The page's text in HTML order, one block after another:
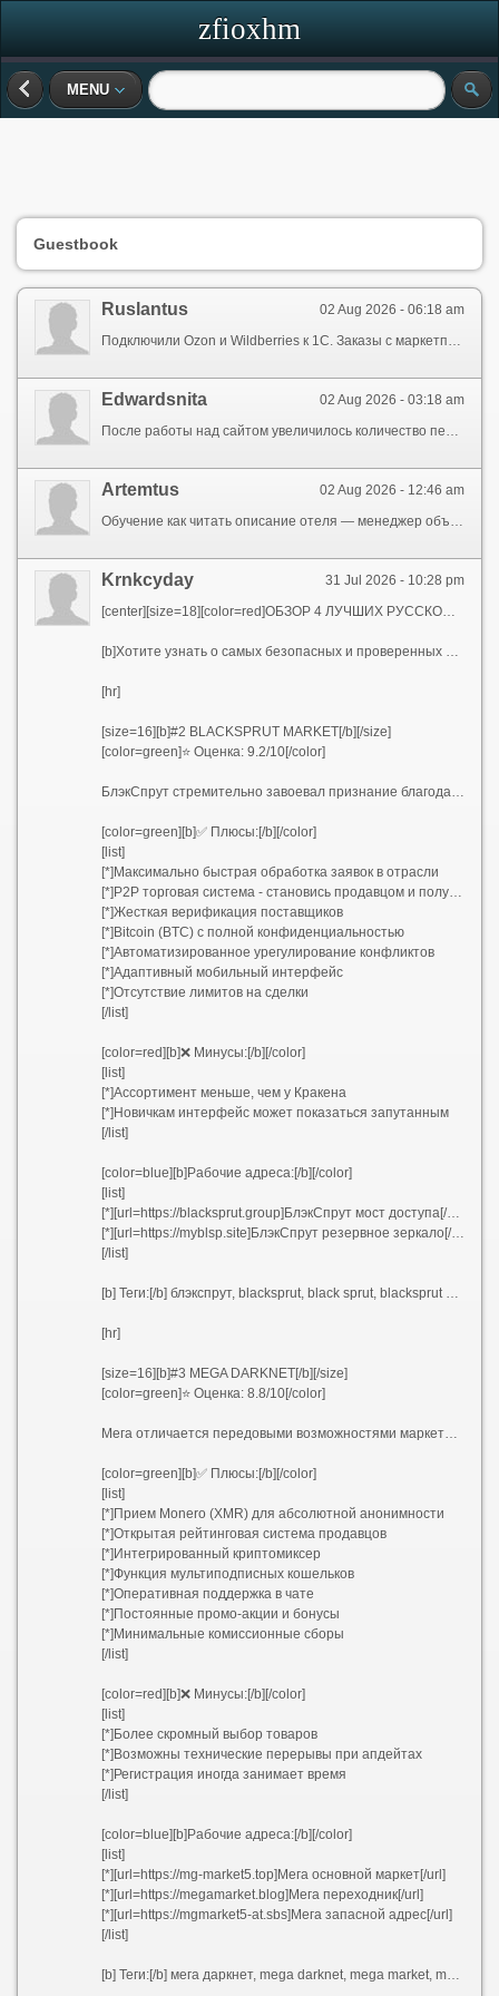
zfioxhm
MENU
Guestbook
02 Aug 2026 - 06:18 am
Ruslantus
02 Aug 2026 - 03:18 am
Edwardsnita
02 Aug 2026 - 12:46 am
Artemtus
31 Jul 2026 - 10:28 pm
Krnkcyday
[b]Хотите узнать о самых безопасных и проверенных русскоязычных даркнет маркетплейсах 2026 года?[/b] Представляем подробный анализ четырех лидирующих платформ, которые контролируют подпольный рынок в России, Украине, Беларуси, Казахстане и прочих странах СНГ.
[hr]
[size=16][b]#2 BLACKSPRUT MARKET[/b][/size]
[color=green]⭐ Оценка: 9.2/10[/color]
БлэкСпрут стремительно завоевал признание благодаря мгновенным транзакциям и превосходной проверке поставщиков. Площадка славится русскоязычным комьюнити, при этом поддерживает все основные языки.
[color=green][b]✅ Плюсы:[/b][/color]
[list]
[*]Максимально быстрая обработка заявок в отрасли
[*]P2P торговая система - становись продавцом и получай доход
[*]Жесткая верификация поставщиков
[*]Bitcoin (BTC) с полной конфиденциальностью
[*]Автоматизированное урегулирование конфликтов
[*]Адаптивный мобильный интерфейс
[*]Отсутствие лимитов на сделки
[/list]
[color=red][b]❌ Минусы:[/b][/color]
[list]
[*]Ассортимент меньше, чем у Кракена
[*]Новичкам интерфейс может показаться запутанным
[/list]
[color=blue][b]Рабочие адреса:[/b][/color]
[list]
[*][url=https://blacksprut.group]БлэкСпрут мост доступа[/url]
[*][url=https://myblsp.site]БлэкСпрут резервное зеркало[/url]
[/list]
[b] Теги:[/b] блэкспрут, blacksprut, black sprut, blacksprut market, blacksprut onion, blacksprut tor, bs darknet, blacksprut official, blsp at, blsp ap, blsp at сайт, blsp at ru, blsp at media, bs2best at, bs2web at
[hr]
[size=16][b]#3 MEGA DARKNET[/b][/size]
[color=green]⭐ Оценка: 8.8/10[/color]
Мега отличается передовыми возможностями маркетплейса и активным сообществом. Проект акцентирует внимание на открытости продавцов через подробные оценки и комментарии покупателей.
[color=green][b]✅ Плюсы:[/b][/color]
[list]
[*]Прием Monero (XMR) для абсолютной анонимности
[*]Открытая рейтинговая система продавцов
[*]Интегрированный криптомиксер
[*]Функция мультиподписных кошельков
[*]Оперативная поддержка в чате
[*]Постоянные промо-акции и бонусы
[*]Минимальные комиссионные сборы
[/list]
[color=red][b]❌ Минусы:[/b][/color]
[list]
[*]Более скромный выбор товаров
[*]Возможны технические перерывы при апдейтах
[*]Регистрация иногда занимает время
[/list]
[color=blue][b]Рабочие адреса:[/b][/color]
[list]
[*][url=https://mg-market5.top]Мега основной маркет[/url]
[*][url=https://megamarket.blog]Мега переходник[/url]
[*][url=https://mgmarket5-at.sbs]Мега запасной адрес[/url]
[/list]
[b] Теги:[/b] мега даркнет, mega darknet, mega market, mega onion, mega tor, mega official, mega marketplace, mega sb, mgmarket, mgmarket 5at, mgmarket 6at, mgmarket 6 at, mgmarket 5 at, mgmarket 7at